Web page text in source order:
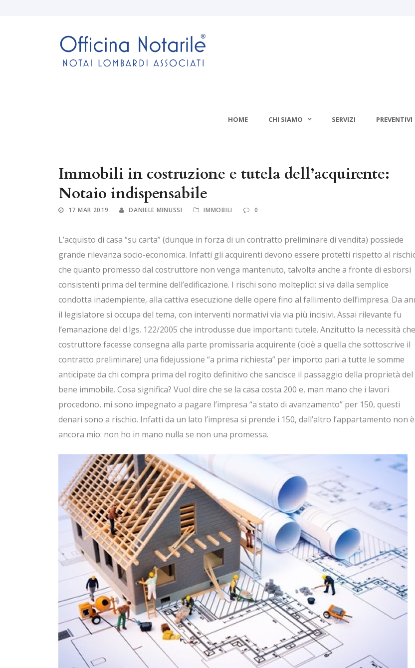
HOME CHI SIAMO SERVIZI PREVENTIVI
Immobili in costruzione e tutela dell’acquirente:
Notaio indispensabile
17 MAR 2019 DANIELE MINUSSI IMMOBILI 0
L’acquisto di casa “su carta” (dunque in forza di un contratto preliminare di vendita) possiede
grande rilevanza socio-economica. Infatti gli acquirenti devono essere protetti rispetto al
che quanto promesso dal costruttore non venga mantenuto, talvolta anche a fronte di esborsi
consistenti prima del termine dell’edificazione. I rischi sono molteplici: si va dalla semplice
condotta inadempiente, alla cattiva esecuzione delle opere fino al fallimento dell’impresa. Da
il legislatore si occupa del tema, con interventi normativi via via più incisivi. Assai rilevante fu
l’emanazione del d.lgs. 122/2005 che introdusse due importanti tutele. Anzitutto la necessità
costruttore facesse consegna alla parte promissaria acquirente (cioè a quella che sottoscrive il
contratto preliminare) una fidejussione “a prima richiesta” per importo pari a tutte le somme
anticipate da chi compra prima del rogito definitivo che sancisce il passaggio della proprietà del
bene immobile. Cosa significa? Vuol dire che se la casa costa 200 e, man mano che i lavori
procedono, mi sono impegnato a pagare l’impresa “a stato di avanzamento” per 150, questi
denari sono a rischio. Infatti da un lato l’impresa si prende i 150, dall’altro l’appartamento non è
ancora mio: non ho in mano nulla se non una promessa.